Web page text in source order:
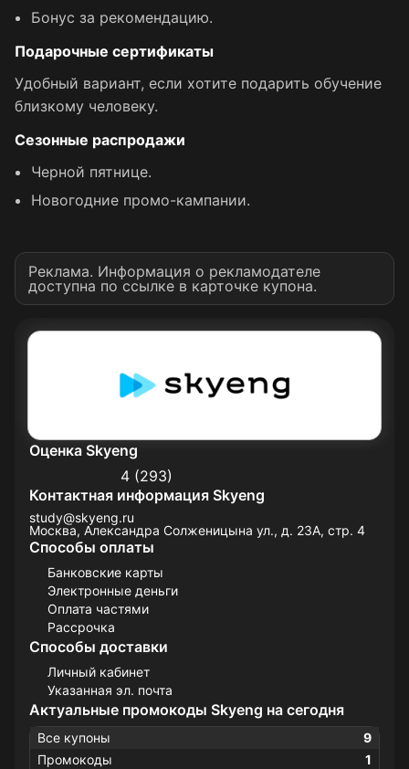
Оценка Skyeng
4 (293)
Контактная информация Skyeng
study@skyeng.ru
Москва, Александра Солженицына ул., д. 23А, стр. 4
Способы оплаты
Банковские карты
Электронные деньги
Оплата частями
Рассрочка
Способы доставки
Личный кабинет
Указанная эл. почта
Актуальные промокоды Skyeng на сегодня
Все купоны
9
Промокоды
1
Бонус за рекомендацию.
Подарочные сертификаты
Удобный вариант, если хотите подарить обучение
близкому человеку.
Сезонные распродажи
Черной пятнице.
Новогодние промо-кампании.
Реклама. Информация о рекламодателе
доступна по ссылке в карточке купона.